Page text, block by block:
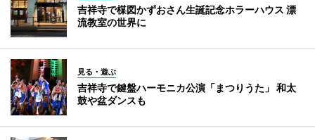
吉祥寺で楳図かずおさん生誕記念ホラーハウス 漂
流教室の世界に
見る・遊ぶ
吉祥寺で鍵盤ハーモニカ公演「まつりうた」 和太
鼓や盆ダンスも